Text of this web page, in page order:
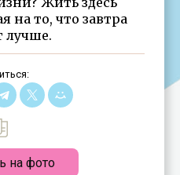
на то, что завтра
лучше.
на фото